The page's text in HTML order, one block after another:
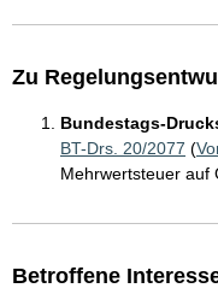
Zu
Bundestags-
BT-Drs. 20/2077 (
Mehrwertsteuer auf
Betroffene